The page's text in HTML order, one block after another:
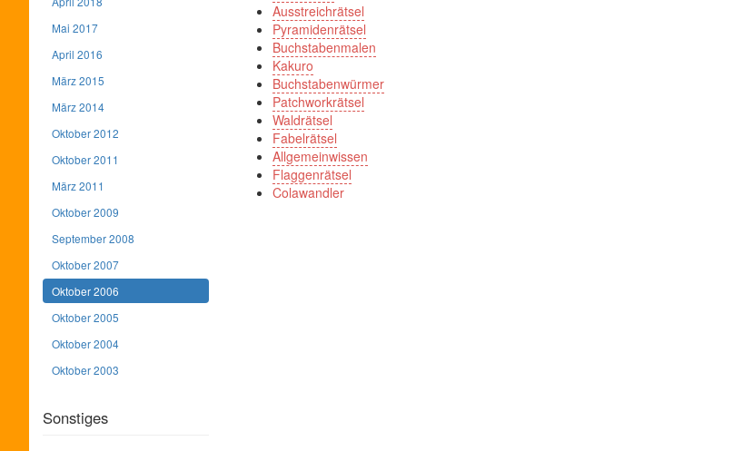
Mai 2017
April 2016
März 2015
März 2014
Oktober 2012
Oktober 2011
März 2011
Oktober 2009
September 2008
Oktober 2007
Oktober 2006
Oktober 2005
Oktober 2004
Oktober 2003
Sonstiges
Ausstreichrätsel
Pyramidenrätsel
Buchstabenmalen
Kakuro
Buchstabenwürmer
Patchworkrätsel
Waldrätsel
Fabelrätsel
Allgemeinwissen
Flaggenrätsel
Colawandler